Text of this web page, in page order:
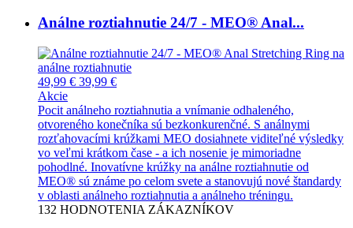
Análne roztiahnutie 24/7 - MEO® Anal...
49,99 € 39,99 €
Akcie
Pocit análneho roztiahnutia a vnímanie odhaleného,
otvoreného konečníka sú bezkonkurenčné. S análnymi
rozťahovacími krúžkami MEO dosiahnete viditeľné výsledky
vo veľmi krátkom čase - a ich nosenie je mimoriadne
pohodlné. Inovatívne krúžky na análne roztiahnutie od
MEO® sú známe po celom svete a stanovujú nové štandardy
v oblasti análneho roztiahnutia a análneho tréningu.
132 HODNOTENIA ZÁKAZNÍKOV